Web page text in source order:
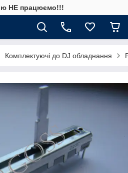
НЕ працюємо!!!
Комплектуючі до DJ обладнання